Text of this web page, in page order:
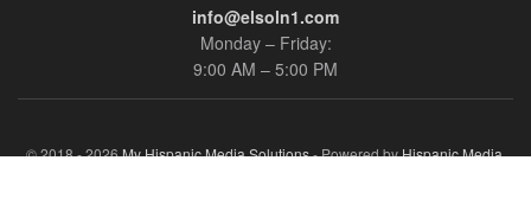
info@elsoln1.com
Monday – Friday:
9:00 AM – 5:00 PM
© 2018 - 2026My Hispanic Media Solutions- Powered byHispanic Media,